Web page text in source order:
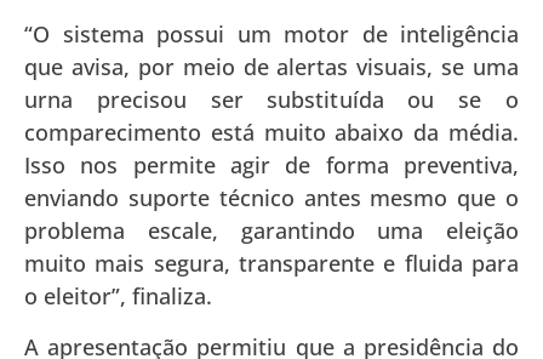
“O sistema possui um motor de inteligência
que avisa, por meio de alertas visuais, se uma
urna precisou ser substituída ou se o
comparecimento está muito abaixo da média.
Isso nos permite agir de forma preventiva,
enviando suporte técnico antes mesmo que o
problema escale, garantindo uma eleição
muito mais segura, transparente e fluida para
o eleitor”, finaliza.
A apresentação permitiu que a presidência do